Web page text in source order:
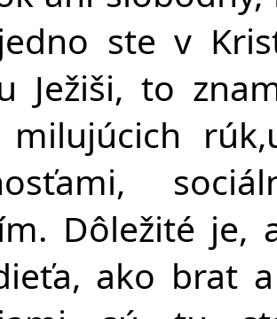
ste v
Ježiši, to
milujúcich
Dôležité je,
ako brat